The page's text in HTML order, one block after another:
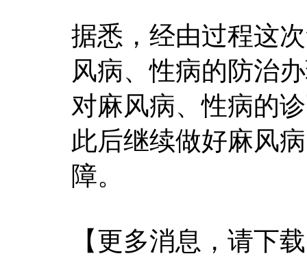
据悉，经由过程这
风病、性病的防治
对麻风病、性病的
此后继续做好麻风
障。
【更多消息，请下